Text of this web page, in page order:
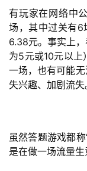
页
游
茶
原
创
戏
业
有玩家在网络中
场，其中过关有6
6.38元。事实上
为5元或10元以上
一场，也有可能
失兴趣、加剧流失
虽然答题游戏都
是在做一场流量生